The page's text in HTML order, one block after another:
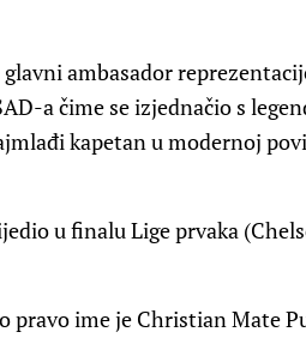
ambasador
a čime se izjednačio s
kapetan u modernoj
u finalu Lige prvaka
pravo ime je Christian Mate